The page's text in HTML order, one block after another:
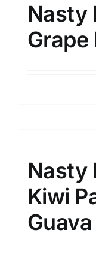
Nasty
Grape
Nasty
Kiwi
Guava